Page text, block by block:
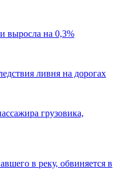
выросла на 0,3%
ливня на дорогах
грузовика,
в реку, обвиняется в